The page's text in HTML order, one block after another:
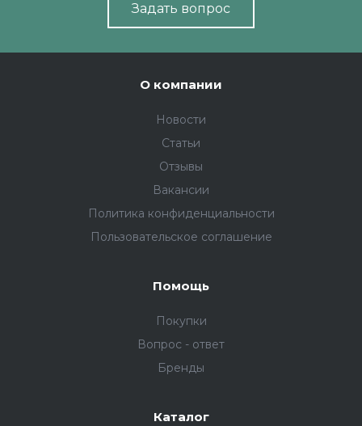
Задать вопрос
О компании
Новости
Статьи
Отзывы
Вакансии
Политика конфиденциальности
Пользовательское соглашение
Помощь
Покупки
Вопрос - ответ
Бренды
Каталог